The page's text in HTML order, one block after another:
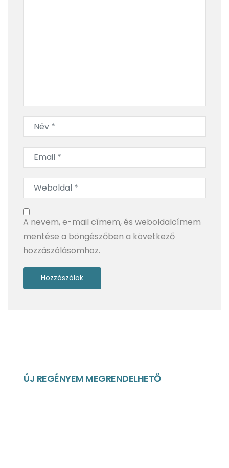
Miért vannak cölöpházak a Bodeni-tóban?
A nevem, e-mail címem, és weboldalcímem
mentése a böngészőben a következő
hozzászólásomhoz.
ÚJ REGÉNYEM MEGRENDELHETŐ